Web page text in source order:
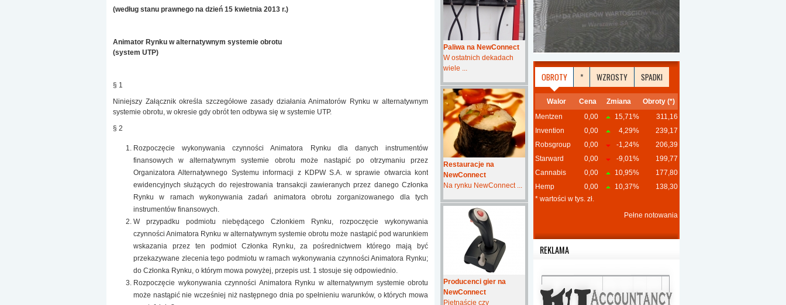
(według stanu prawnego na dzień 15 kwietnia 2013 r.)
Animator Rynku w alternatywnym systemie obrotu
(system UTP)
§ 1
Niniejszy Załącznik określa szczegółowe zasady działania Animatorów Rynku w alternatywnym
systemie obrotu, w okresie gdy obrót ten odbywa się w systemie UTP.
§ 2
Rozpoczęcie wykonywania czynności Animatora Rynku dla danych instrumentów
finansowych w alternatywnym systemie obrotu może nastąpić po otrzymaniu przez
Organizatora Alternatywnego Systemu informacji z KDPW S.A. w sprawie otwarcia kont
ewidencyjnych służących do rejestrowania transakcji zawieranych przez danego Członka
Rynku w ramach wykonywania zadań animatora obrotu zorganizowanego dla tych
instrumentów finansowych.
W przypadku podmiotu niebędącego Członkiem Rynku, rozpoczęcie wykonywania
czynności Animatora Rynku w alternatywnym systemie obrotu może nastąpić pod warunkiem
wskazania przez ten podmiot Członka Rynku, za pośrednictwem którego mają być
przekazywane zlecenia tego podmiotu w ramach wykonywania czynności Animatora Rynku;
do Członka Rynku, o którym mowa powyżej, przepis ust. 1 stosuje się odpowiednio.
Rozpoczęcie wykonywania czynności Animatora Rynku w alternatywnym systemie obrotu
może nastąpić nie wcześniej niż następnego dnia po spełnieniu warunków, o których mowa
Paliwa na NewConnect
W ostatnich dekadach
wiele ...
Restauracje na
NewConnect
Na rynku NewConnect ...
Producenci gier na
NewConnect
Piętnaście czy
OBROTY * WZROSTY SPADKI
Walor Cena Zmiana
Obroty (*)
Mentzen
0,00 15,71%
311,16
Invention
0,00 4,29%
239,17
Robsgroup
0,00 -1,24%
206,39
Starward
0,00 -9,01%
199,77
Cannabis
0,00 10,95%
177,80
Hemp
0,00 10,37%
138,30
* wartości w tys. zł.
Pełne notowania
REKLAMA